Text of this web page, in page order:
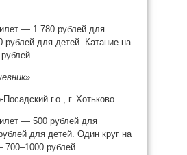
— 1 780 рублей для
рублей для детей. Катание на
г.о., г. Хотьково.
— 500 рублей для
для детей. Один круг на
рублей.